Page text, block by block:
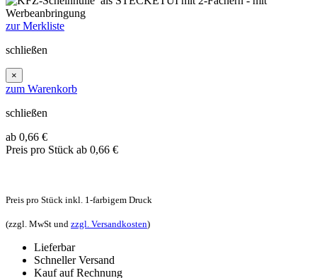
zur Merkliste
schließen
×
zum Warenkorb
schließen
ab 0,66 €
Preis pro Stück ab 0,66 €
Preis pro Stück inkl. 1-farbigem Druck
(zzgl. MwSt und zzgl. Versandkosten)
Lieferbar
Schneller Versand
Kauf auf Rechnung